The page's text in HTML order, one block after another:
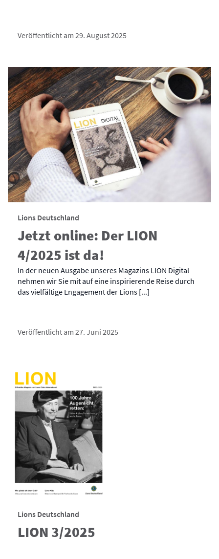
Veröffentlicht am 29. August 2025
Lions Deutschland
Jetzt online: Der LION
4/2025 ist da!
In der neuen Ausgabe unseres Magazins LION Digital
nehmen wir Sie mit auf eine inspirierende Reise durch
das vielfältige Engagement der Lions [...]
Veröffentlicht am 27. Juni 2025
Lions Deutschland
LION 3/2025